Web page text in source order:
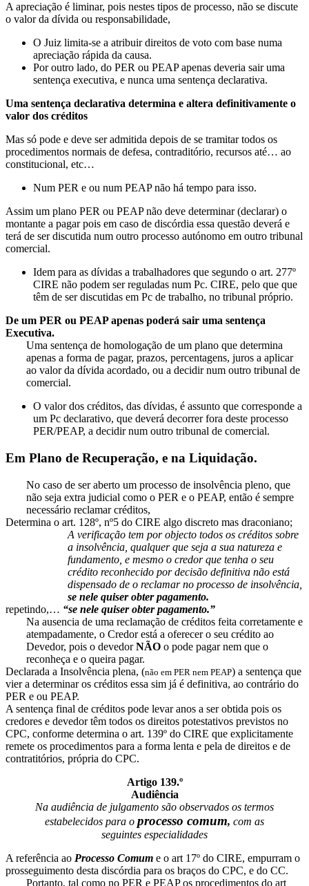
A apreciação é liminar, pois nestes tipos de processo, não se discute
o valor da dívida ou responsabilidade,
O Juiz limita-se a atribuir direitos de voto com base numa
apreciação rápida da causa.
Por outro lado, do PER ou PEAP apenas deveria sair uma
sentença executiva, e nunca uma sentença declarativa.
Uma sentença declarativa determina e altera definitivamente o
valor dos créditos
Mas só pode e deve ser admitida depois de se tramitar todos os
procedimentos normais de defesa, contraditório, recursos até… ao
constitucional, etc…
Num PER e ou num PEAP não há tempo para isso.
Assim um plano PER ou PEAP não deve determinar (declarar) o
montante a pagar pois em caso de discórdia essa questão deverá e
terá de ser discutida num outro processo autónomo em outro tribunal
comercial.
Idem para as dívidas a trabalhadores que segundo o art. 277º
CIRE não podem ser reguladas num Pc. CIRE, pelo que que
têm de ser discutidas em Pc de trabalho, no tribunal próprio.
De um PER ou PEAP apenas poderá sair uma sentença
Executiva.
Uma sentença de homologação de um plano que determina
apenas a forma de pagar, prazos, percentagens, juros a aplicar
ao valor da dívida acordado, ou a decidir num outro tribunal de
comercial.
O valor dos créditos, das dívidas, é assunto que corresponde a
um Pc declarativo, que deverá decorrer fora deste processo
PER/PEAP, a decidir num outro tribunal de comercial.
Em Plano de Recuperação, e na Liquidação.
No caso de ser aberto um processo de insolvência pleno, que
não seja extra judicial como o PER e o PEAP, então é sempre
necessário reclamar créditos,
Determina o art. 128º, nº5 do CIRE algo discreto mas draconiano;
A verificação tem por objecto todos os créditos sobre
a insolvência, qualquer que seja a sua natureza e
fundamento, e mesmo o credor que tenha o seu
crédito reconhecido por decisão definitiva não está
dispensado de o reclamar no processo de insolvência,
se nele quiser obter pagamento.
repetindo,… “se nele quiser obter pagamento.”
Na ausencia de uma reclamação de créditos feita corretamente e
atempadamente, o Credor está a oferecer o seu crédito ao
Devedor, pois o devedorNÃO o pode pagar nem que o
reconheça e o queira pagar.
Declarada a Insolvência plena, (não em PER nem PEAP) a sentença que
vier a determinar os créditos essa sim já é definitiva, ao contrário do
PER e ou PEAP.
A sentença final de créditos pode levar anos a ser obtida pois os
credores e devedor têm todos os direitos potestativos previstos no
CPC, conforme determina o art. 139º do CIRE que explicitamente
remete os procedimentos para a forma lenta e pela de direitos e de
contratitórios, própria do CPC.
Artigo 139.º
Audiência
Na audiência de julgamento são observados os termos
estabelecidos para o processo comum, com as
seguintes especialidades
A referência ao Processo Comum e o art 17º do CIRE, empurram o
prosseguimento desta discórdia para os braços do CPC, e do CC.
Portanto, tal como no PER e PEAP os procedimentos do art